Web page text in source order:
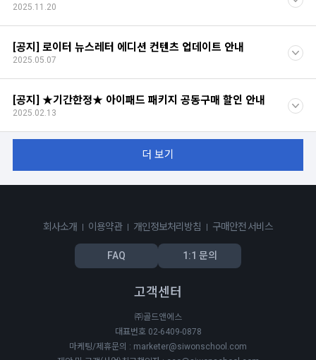
2025.11.20
[공지] 로이터 뉴스레터 에디션 컨텐츠 업데이트 안내
2025.05.07
[공지] ★기간한정★ 아이패드 패키지 공동구매 할인 안내
2025.02.13
더 보기
회사소개 이용약관 개인정보처리방침 구매안전 서비스
FAQ 1:1 문의
고객센터
㈜골드앤에스
대표번호 02-6409-0878
마케팅/제휴문의 : marketer@siwonschool.com